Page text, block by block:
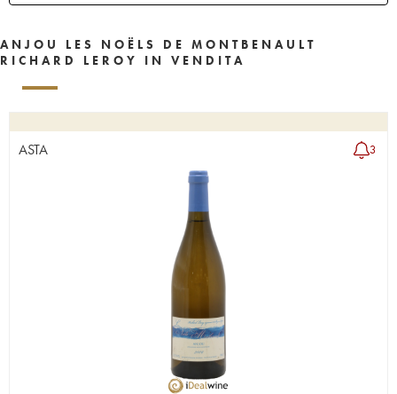
ANJOU LES NOËLS DE MONTBENAULT
RICHARD LEROY IN VENDITA
ASTA 3